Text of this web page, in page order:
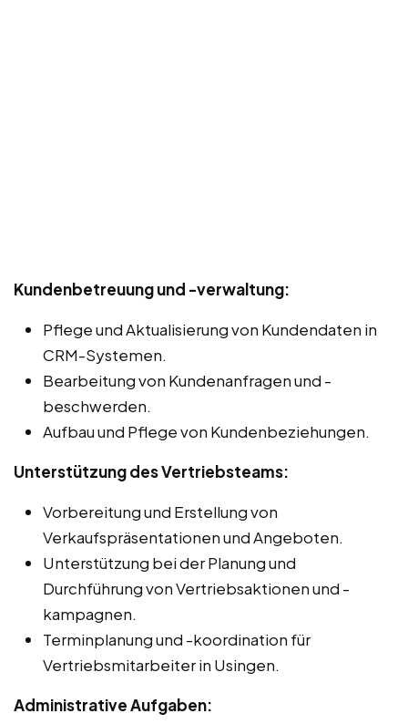
Kundenbetreuung und -verwaltung:
Pflege und Aktualisierung von Kundendaten in
CRM-Systemen.
Bearbeitung von Kundenanfragen und -
beschwerden.
Aufbau und Pflege von Kundenbeziehungen.
Unterstützung des Vertriebsteams:
Vorbereitung und Erstellung von
Verkaufspräsentationen und Angeboten.
Unterstützung bei der Planung und
Durchführung von Vertriebsaktionen und -
kampagnen.
Terminplanung und -koordination für
Vertriebsmitarbeiter in Usingen.
Administrative Aufgaben: